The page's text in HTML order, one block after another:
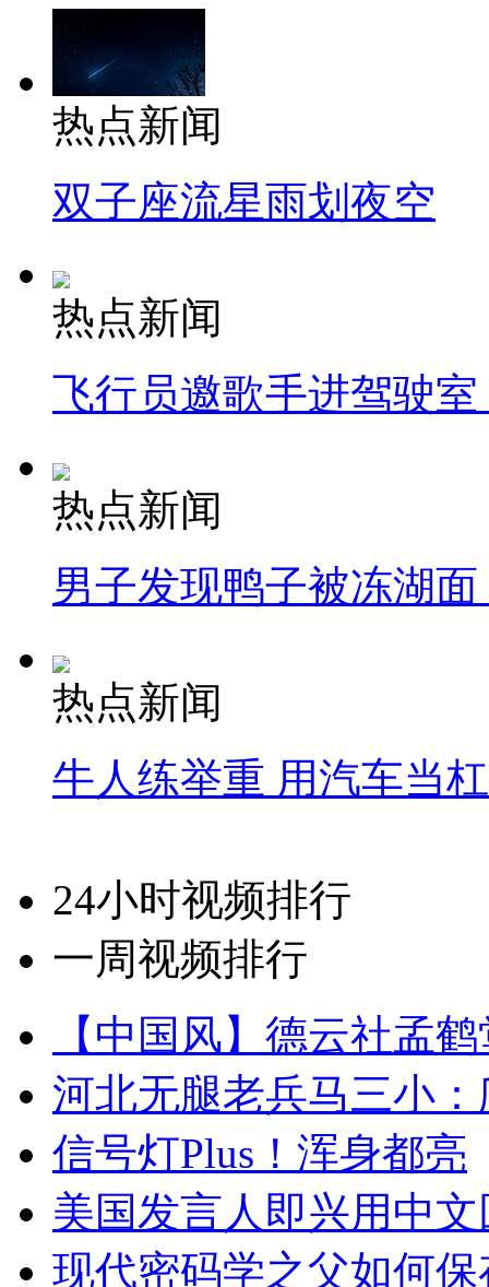
热点新闻
双子座流星雨划夜空
热点新闻
飞行员邀歌手进驾驶
热点新闻
男子发现鸭子被冻湖
热点新闻
牛人练举重 用汽车当
24小时视频排行
一周视频排行
【中国风】德云社孟
河北无腿老兵马三小
信号灯Plus！浑身都亮
美国发言人即兴用中
现代密码学之父如何